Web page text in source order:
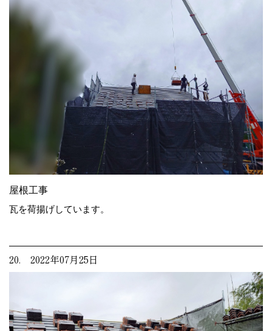
屋根工事
瓦を荷揚げしています。
20. 2022年07月25日